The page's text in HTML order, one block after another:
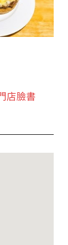
店臉書